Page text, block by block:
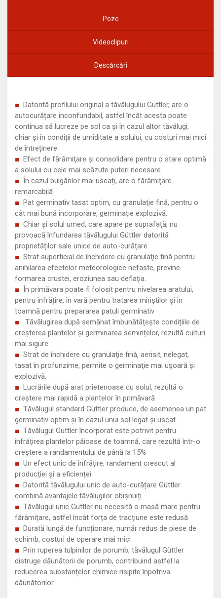
Poze
Videoclipuri
Descărcări
Datorită profilului original a tăvălugului Güttler, are o
autocurățare inconfundabil, astfel încât acesta poate
continua să lucreze pe sol ca și în cazul altor tăvălugi,
chiar și în condiții de umiditate a solului, cu costuri mai mici
de întreținere
Efect de fărâmiţare și consolidare pentru o stare optimă
a solului cu cele mai scăzute puteri necesare
În cazul bulgărilor mai uscați, are o fărâmiţare
remarcabilă
Pat germinativ tasat optim, cu granulaţie fină, pentru o
cât mai bună încorporare, germinaţie explozivă.
Chiar și solul umed, care apare pe suprafață, nu
provoacă înfundarea tăvălugului Güttler datorită
proprietăților sale unice de auto-curățare
Strat superficial de închidere cu granulaţie fină pentru
anihilarea efectelor meteorologice nefaste, previne
formarea crustei, eroziunea sau deflaţia.
În primăvara poate fi folosit pentru nivelarea aratului,
pentru înfrățire, în vară pentru tratarea miriștilor și în
toamnă pentru prepararea patuli germinativ
Tăvălugirea după semănat îmbunătățește condițiile de
creșterea plantelor și germinarea semințelor, rezultă culturi
mai sigure
Strat de închidere cu granulaţie fină, aerisit, nelegat,
tasat în profunzime, permite o germinaţie mai uşoară şi
explozivă.
Lucrările după arat prietenoase cu solul, rezultă o
creștere mai rapidă a plantelor în primăvară
Tăvălugul standard Güttler produce, de asemenea un pat
germinativ optim și în cazul unui sol legat și uscat
Tăvălugul Güttler încorporat este potrivit pentru
înfrățirea plantelor păioase de toamnă, care rezultă într-o
creștere a randamentului de până la 15%
Un efect unic de înfrățire, randament crescut al
producției și a eficienței
Datorită tăvălugului unic de auto-curățare Güttler
combină avantajele tăvălugilor obișnuiți
Tăvălugul unic Güttler nu necesită o masă mare pentru
fărâmiţare, astfel încât forța de tracțiune este redusă
Durată lungă de funcționare, număr redus de piese de
schimb, costuri de operare mai mici
Prin ruperea tulpinilor de porumb, tăvălugul Güttler
distruge dăunătorii de porumb, contribuind astfel la
reducerea substanțelor chimice risipite înpotriva
dăunătorilor.